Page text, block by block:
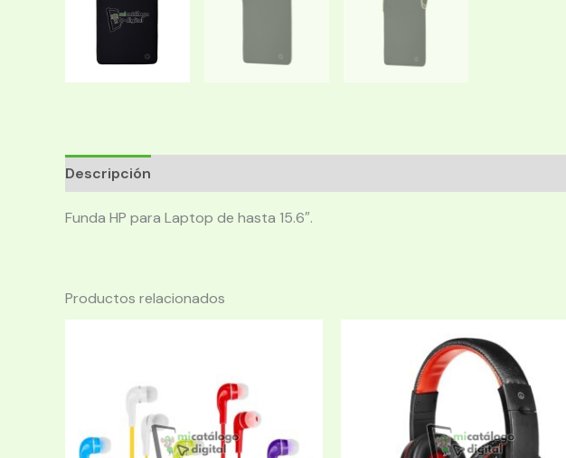
Descripción
Funda HP para Laptop de hasta 15.6″.
Productos relacionados